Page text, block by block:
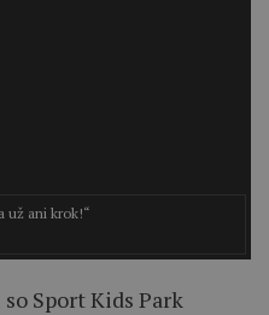
už ani krok!“
Sport Kids Park